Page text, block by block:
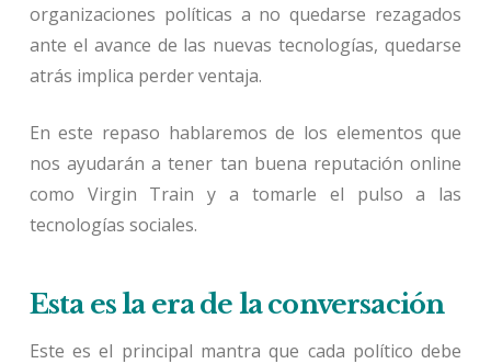
organizaciones políticas a no quedarse rezagados
ante el avance de las nuevas tecnologías, quedarse
atrás implica perder ventaja.
En este repaso hablaremos de los elementos que
nos ayudarán a tener tan buena reputación online
como Virgin Train y a tomarle el pulso a las
tecnologías sociales.
Esta es la era de la conversación
Este es el principal mantra que cada político debe